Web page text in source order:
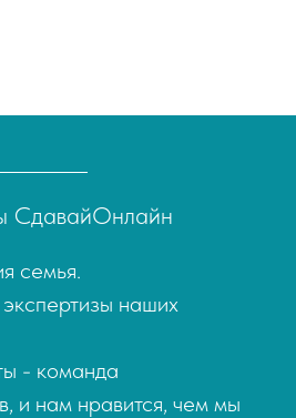
СдавайОнлайн
семья.
наших
- команда
и нам нравится, чем мы